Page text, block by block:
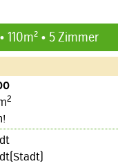
110m² • 5 Zimmer
2